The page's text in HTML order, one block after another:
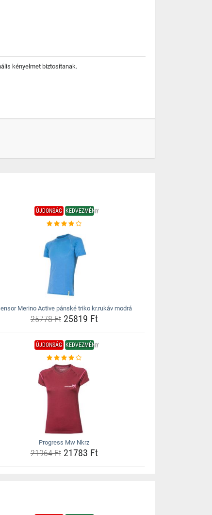
kényelmet biztosítanak.
ÚJDONSÁG KEDVEZMÉNY
Merino Active pánské triko kr.rukáv modrá
25778 Ft25819 Ft
ÚJDONSÁG KEDVEZMÉNY
Progress Mw Nkrz
21964 Ft21783 Ft